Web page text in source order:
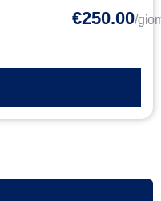
€250.00/